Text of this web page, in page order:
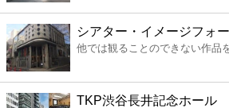
エンタメ
レジャー
シアター・イメージフォ
他では観ることのできない作品
TKP渋谷長井記念ホール